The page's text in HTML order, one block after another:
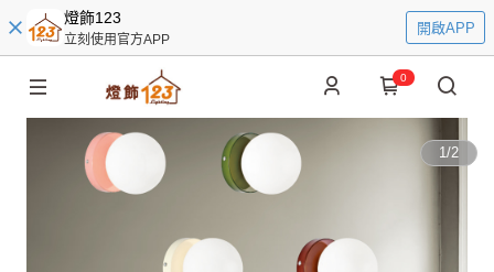
燈飾123
立刻使用官方APP
開啟APP
0
1/2